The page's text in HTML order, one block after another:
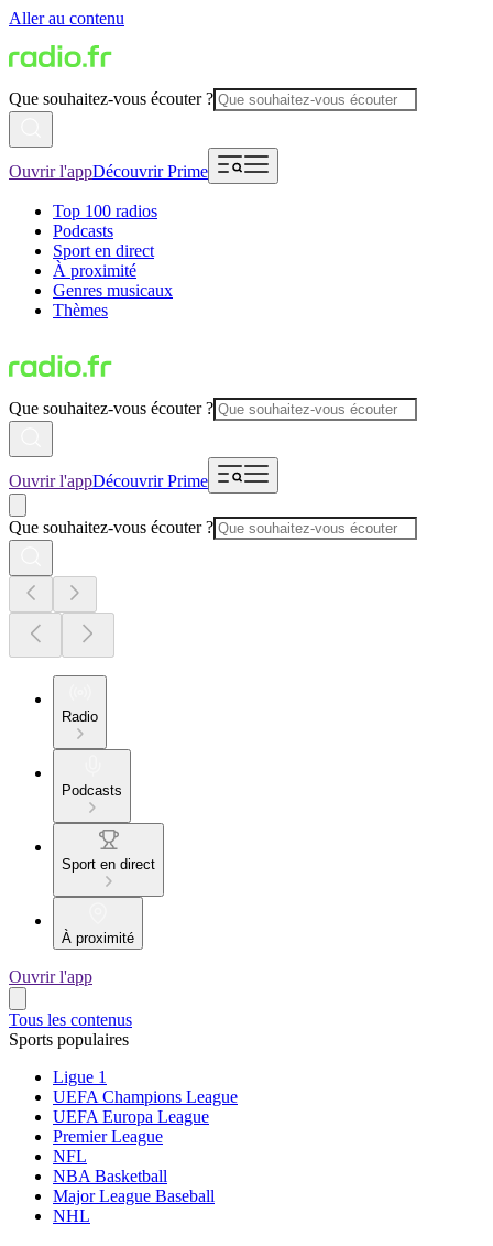
Aller au contenu
Que souhaitez-vous écouter ?
Ouvrir l'appDécouvrir Prime
Top 100 radios
Podcasts
Sport en direct
À proximité
Genres musicaux
Thèmes
Que souhaitez-vous écouter ?
Ouvrir l'appDécouvrir Prime
Que souhaitez-vous écouter ?
Radio
Podcasts
Sport en direct
À proximité
Ouvrir l'app
Tous les contenus
Sports populaires
Ligue 1
UEFA Champions League
UEFA Europa League
Premier League
NFL
NBA Basketball
Major League Baseball
NHL